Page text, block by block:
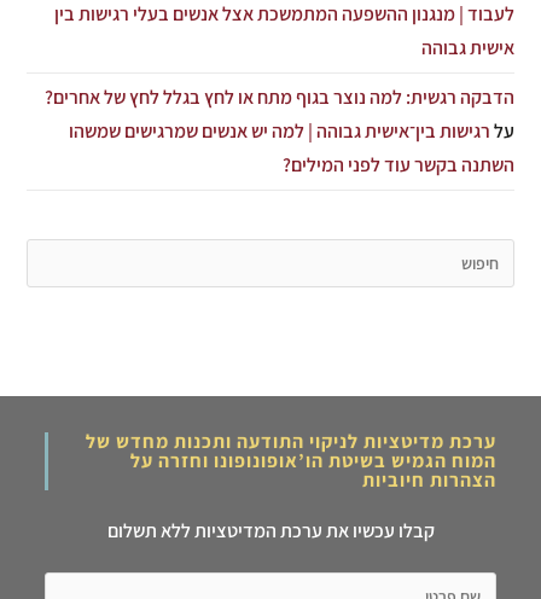
לעבוד | מנגנון ההשפעה המתמשכת אצל אנשים בעלי רגישות בין
אישית גבוהה
הדבקה רגשית: למה נוצר בגוף מתח או לחץ בגלל לחץ של אחרים?
עלרגישות בין־אישית גבוהה | למה יש אנשים שמרגישים שמשהו
השתנה בקשר עוד לפני המילים?
ערכת מדיטציות לניקוי התודעה ותכנות מחדש של
המוח הגמיש בשיטת הו’אופונופונו וחזרה על
הצהרות חיוביות
קבלו עכשיו את ערכת המדיטציות ללא תשלום